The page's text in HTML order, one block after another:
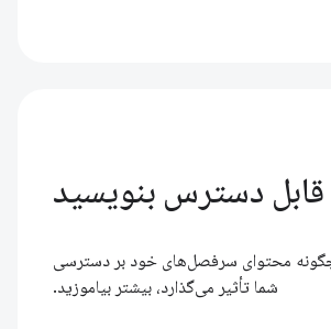
قابل دسترس بنویسید
چگونه محتوای سرفصل‌های خود بر دسترسی
شما تأثیر می‌گذارد، بیشتر بیاموزید.